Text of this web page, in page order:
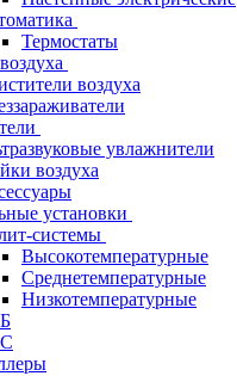
Термостаты
воздуха
увлажнители
воздуха
установки
системы
Высокотемпературные
Среднетемпературные
Низкотемпературные